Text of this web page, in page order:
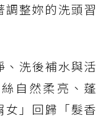
調整妳的洗頭習
、洗後補水與活
自然柔亮、蓬
女」回歸「髮香